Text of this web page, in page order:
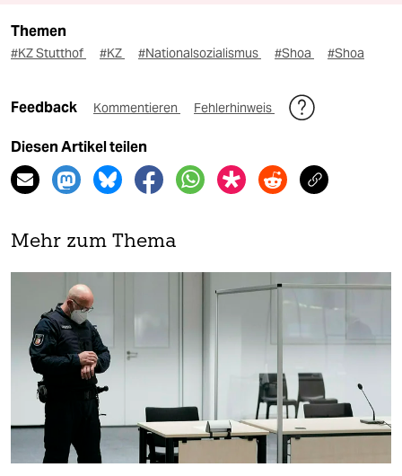
Themen
#KZ Stutthof #KZ #Nationalsozialismus #Shoa #Shoa
Feedback Kommentieren Fehlerhinweis
Diesen Artikel teilen
Mehr zum Thema